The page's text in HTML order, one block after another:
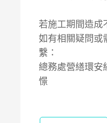
若施工期間造成
如有相關疑問或
繫：
總務處營繕環安
憬